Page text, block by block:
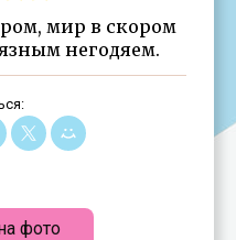
мир в скором
негодяем.
фото